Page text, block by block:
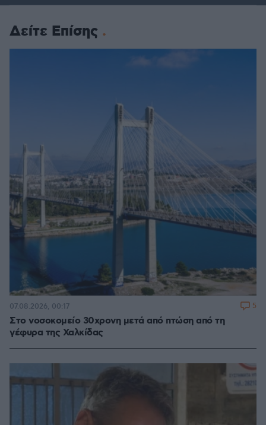
Δείτε Επίσης
Στο νοσοκομείο 30χρονη μετά από πτώση από τη
γέφυρα της Χαλκίδας
07.08.2026, 00:17 5